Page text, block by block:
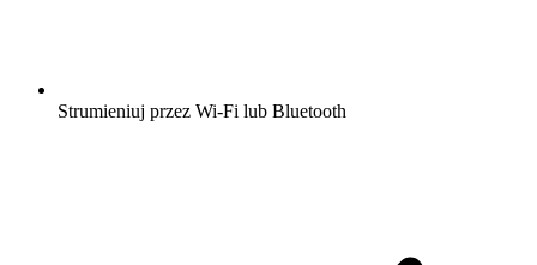
Strumieniuj przez Wi-Fi lub Bluetooth